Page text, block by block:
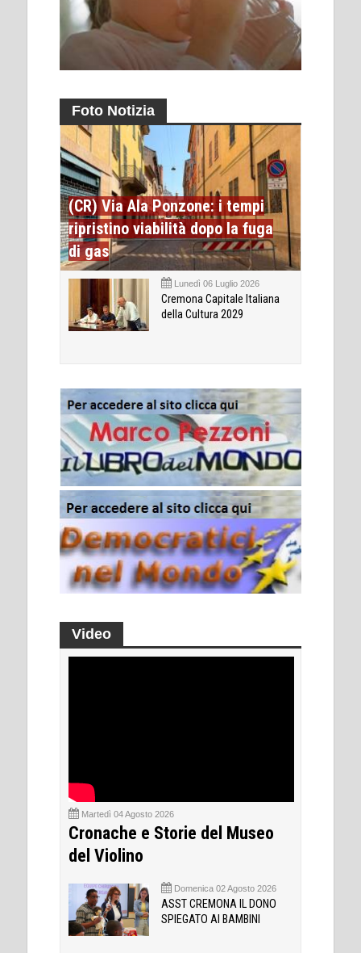
Foto Notizia
(CR) Via Ala Ponzone: i tempi
ripristino viabilità dopo la fuga
di gas
Lunedì 06 Luglio 2026
Cremona Capitale Italiana
della Cultura 2029
Video
Martedì 04 Agosto 2026
Cronache e Storie del Museo
del Violino
Domenica 02 Agosto 2026
ASST CREMONA IL DONO
SPIEGATO AI BAMBINI